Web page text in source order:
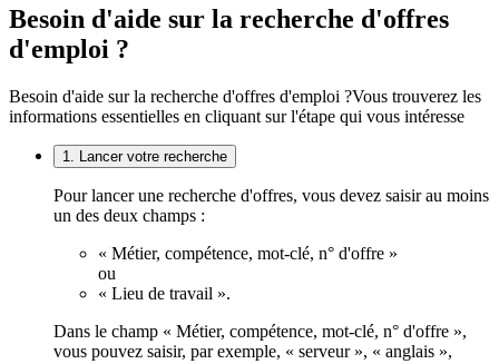
Besoin d'aide sur la recherche d'offres
d'emploi ?
Besoin d'aide sur la recherche d'offres d'emploi ?Vous trouverez les
informations essentielles en cliquant sur l'étape qui vous intéresse
1. Lancer votre recherche
Pour lancer une recherche d'offres, vous devez saisir au moins
un des deux champs :
« Métier, compétence, mot-clé, n° d'offre »
ou
« Lieu de travail ».
Dans le champ « Métier, compétence, mot-clé, n° d'offre »,
vous pouvez saisir, par exemple, « serveur », « anglais »,